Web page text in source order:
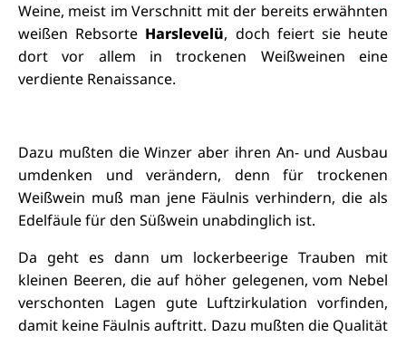
Weine, meist im Verschnitt mit der bereits erwähnten
weißen Rebsorte Harslevelü, doch feiert sie heute
dort vor allem in trockenen Weißweinen eine
verdiente Renaissance.
Dazu mußten die Winzer aber ihren An- und Ausbau
umdenken und verändern, denn für trockenen
Weißwein muß man jene Fäulnis verhindern, die als
Edelfäule für den Süßwein unabdinglich ist.
Da geht es dann um lockerbeerige Trauben mit
kleinen Beeren, die auf höher gelegenen, vom Nebel
verschonten Lagen gute Luftzirkulation vorfinden,
damit keine Fäulnis auftritt. Dazu mußten die Qualität